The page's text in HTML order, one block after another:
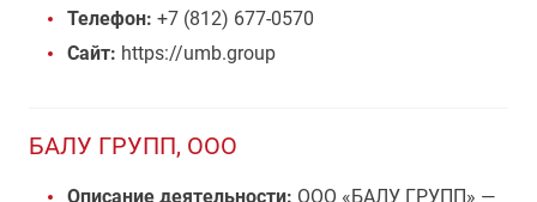
Телефон: +7 (812) 677-0570
Сайт: https://umb.group
БАЛУ ГРУПП, ООО
Описание деятельности: ООО «БАЛУ ГРУПП» —